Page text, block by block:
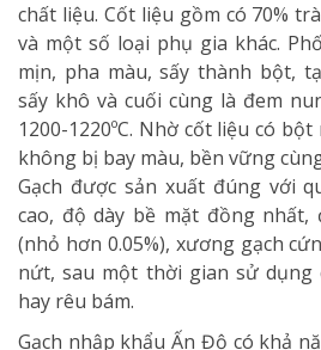
chất liệu. Cốt liệu gồm có 70%
và một số loại phụ gia khác.
mịn, pha màu, sấy thành bột,
sấy khô và cuối cùng là đem
1200-1220ºC. Nhờ cốt liệu có
không bị bay màu, bền vững
Gạch được sản xuất đúng với
cao, độ dày bề mặt đồng
(nhỏ hơn 0.05%), xương gạch
nứt, sau một thời gian sử dụng
hay rêu bám.
Gạch nhập khẩu Ấn Độ có khả